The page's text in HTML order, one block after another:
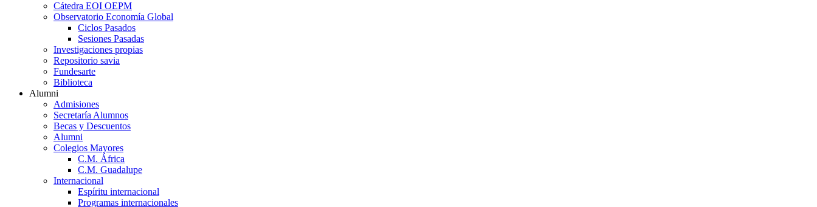
Cátedra EOI OEPM
Observatorio Economía Global
Ciclos Pasados
Sesiones Pasadas
Investigaciones propias
Repositorio savia
Fundesarte
Biblioteca
Alumni
Admisiones
Secretaría Alumnos
Becas y Descuentos
Alumni
Colegios Mayores
C.M. África
C.M. Guadalupe
Internacional
Espíritu internacional
Programas internacionales